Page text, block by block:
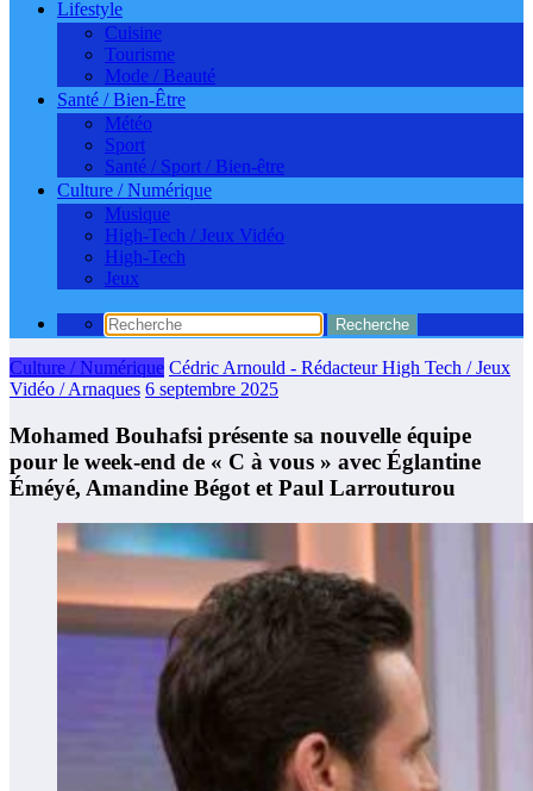
Lifestyle
Cuisine
Tourisme
Mode / Beauté
Santé / Bien-Être
Météo
Sport
Santé / Sport / Bien-être
Culture / Numérique
Musique
High-Tech / Jeux Vidéo
High-Tech
Jeux
Culture / Numérique Cédric Arnould - Rédacteur High Tech / Jeux
Vidéo / Arnaques 6 septembre 2025
Mohamed Bouhafsi présente sa nouvelle équipe
pour le week-end de « C à vous » avec Églantine
Éméyé, Amandine Bégot et Paul Larrouturou